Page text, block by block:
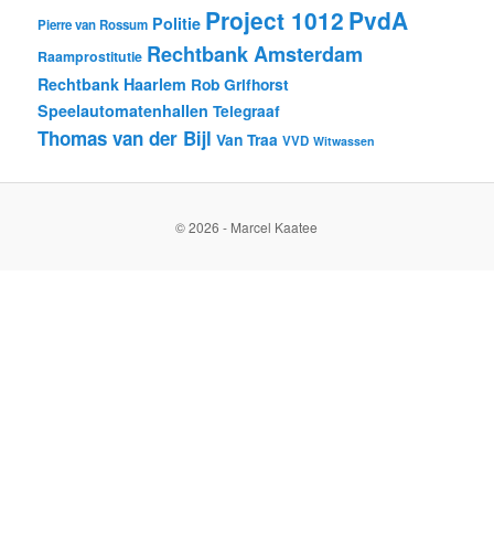
Pierre van Rossum Politie Project 1012 PvdA
Raamprostitutie Rechtbank Amsterdam
Rechtbank Haarlem Rob Grifhorst
Speelautomatenhallen Telegraaf
Thomas van der Bijl Van Traa VVD Witwassen
© 2026 - Marcel Kaatee